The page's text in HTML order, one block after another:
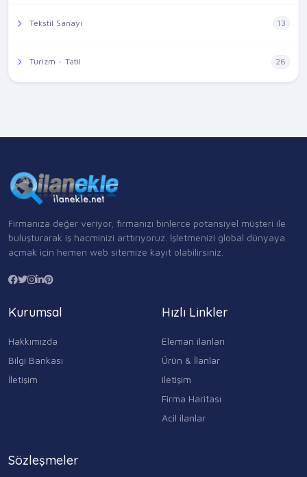
Tekstil Sanayi 13
Turizm - Tatil 26
Firmanıza değer veriyor, firmanızı binlerce potansiyel müşteri ile
buluşturarak iş hacminizi arttırıyoruz. İşletmenizi global dünyaya
açmak için hemen web sitemize kayıt olabilirsiniz.
Kurumsal
Hakkımızda
Bilgi Bankası
İletişim
Hızlı Linkler
Eleman ilanları
Ürün & İlanlar
iletişim
Firma Haritası
Acil ilanlar
Sözleşmeler